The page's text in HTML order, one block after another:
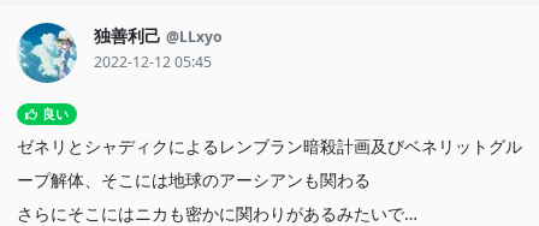
独善利己 @LLxyo
2022-12-12 05:45
良い
ゼネリとシャディクによるレンブラン暗殺計画及びベネリットグル
ープ解体、そこには地球のアーシアンも関わる
さらにそこにはニカも密かに関わりがあるみたいで…